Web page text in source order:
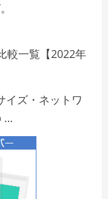
較一覧【2022年
イズ・ネットワ
…